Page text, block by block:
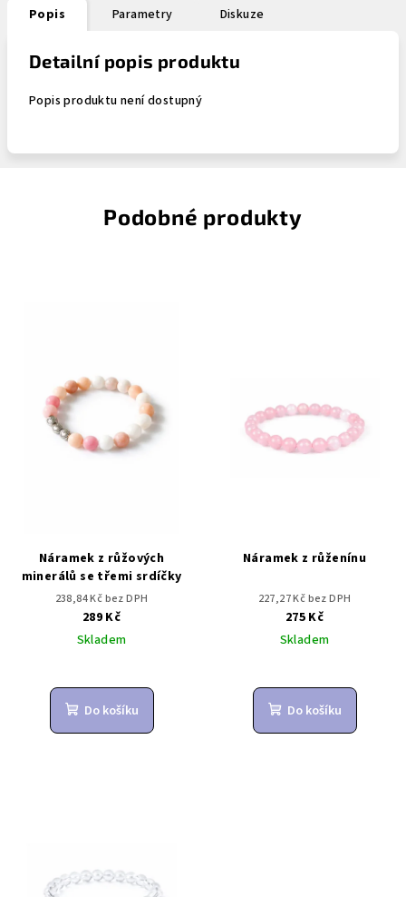
Popis Parametry Diskuze
Detailní popis produktu
Popis produktu není dostupný
Podobné produkty
Náramek z růžových
minerálů se třemi srdíčky
238,84 Kč bez DPH
289 Kč
Skladem
Do košíku
Náramek z růženínu
227,27 Kč bez DPH
275 Kč
Skladem
Do košíku